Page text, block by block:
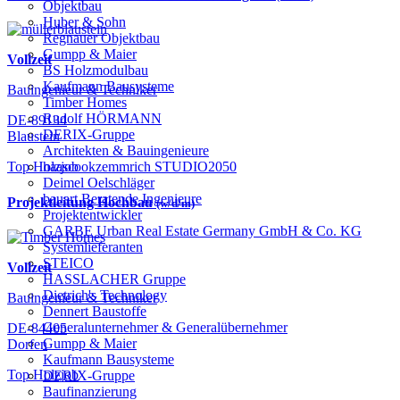
Objektbau
Huber & Sohn
Regnauer Objektbau
Gumpp & Maier
BS Holzmodulbau
Kaufmann Bausysteme
Timber Homes
Rudolf HÖRMANN
DERIX-Gruppe
Architekten & Bauingenieure
haascookzemmrich STUDIO2050
Deimel Oelschläger
bauart Beratende Ingenieure
Projektentwickler
GARBE Urban Real Estate Germany GmbH & Co. KG
Systemlieferanten
STEICO
HASSLACHER Gruppe
Dietrich's Technology
Dennert Baustoffe
Generalunternehmer & Generalübernehmer
Gumpp & Maier
Kaufmann Bausysteme
DERIX-Gruppe
Baufinanzierung
Vollzeit
Bauingenieur & Techniker
DE-89134
Blaustein
Top Holzjob
Projektleitung Hochbau(w/d/m)
Vollzeit
Bauingenieur & Techniker
DE-84405
Dorfen
Top Holzjob